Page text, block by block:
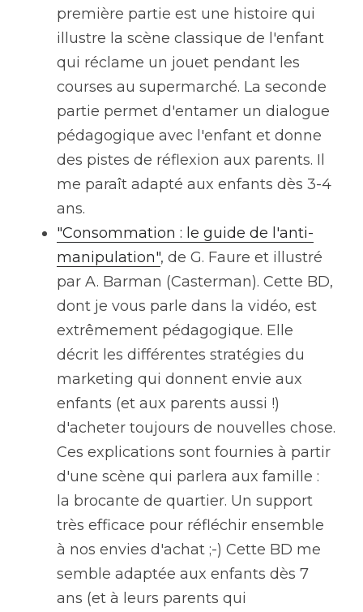
première partie est une histoire qui
illustre la scène classique de l'enfant
qui réclame un jouet pendant les
courses au supermarché. La seconde
partie permet d'entamer un dialogue
pédagogique avec l'enfant et donne
des pistes de réflexion aux parents. Il
me paraît adapté aux enfants dès 3-4
ans.
"Consommation : le guide de l'anti-
manipulation", de G. Faure et illustré
par A. Barman (Casterman). Cette BD,
dont je vous parle dans la vidéo, est
extrêmement pédagogique. Elle
décrit les différentes stratégies du
marketing qui donnent envie aux
enfants (et aux parents aussi !)
d'acheter toujours de nouvelles chose.
Ces explications sont fournies à partir
d'une scène qui parlera aux famille :
la brocante de quartier. Un support
très efficace pour réfléchir ensemble
à nos envies d'achat ;-) Cette BD me
semble adaptée aux enfants dès 7
ans (et à leurs parents qui